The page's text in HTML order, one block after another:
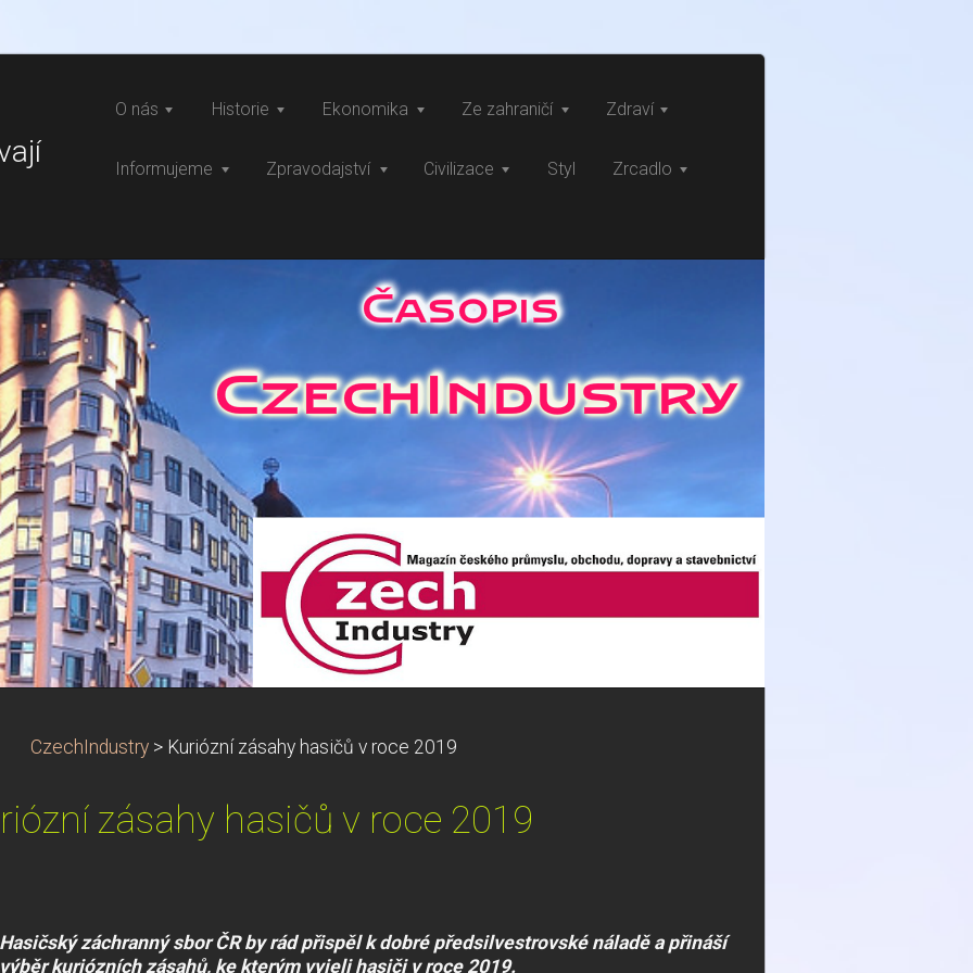
O nás Historie Ekonomika Ze zahraničí Zdraví
Informujeme Zpravodajství Civilizace Styl Zrcadlo
CzechIndustry > Kuriózní zásahy hasičů v roce 2019
zásahy hasičů v roce 2019
Hasičský záchranný sbor ČR by rád přispěl k dobré předsilvestrovské náladě a přináší
výběr kuriózních zásahů, ke kterým vyjeli hasiči v roce 2019.